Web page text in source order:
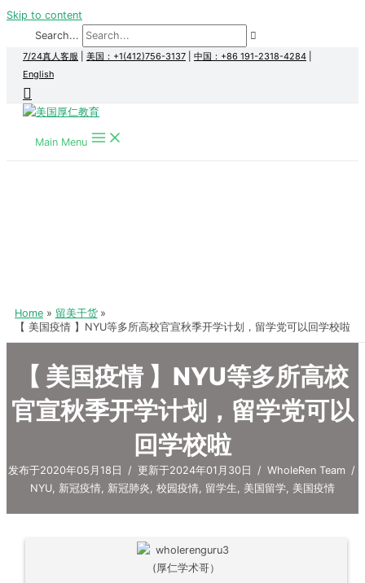
Skip to content
Search...
7/24真人客服 美国：+1(412)756-3137 中国：+86 191-2318-4284
English
Main Menu
Home
留美干货
【 美国疫情 】NYU等多所高校官宣秋季开学计划，留学党可以回学校啦
【 美国疫情 】NYU等多所高校
官宣秋季开学计划，留学党可以
回学校啦
发布于2020年05月18日 / 更新于2024年01月30日 / WholeRen Team /
NYU, 新冠疫情, 新冠肺炎, 校园疫情, 留学生, 美国留学, 美国疫情